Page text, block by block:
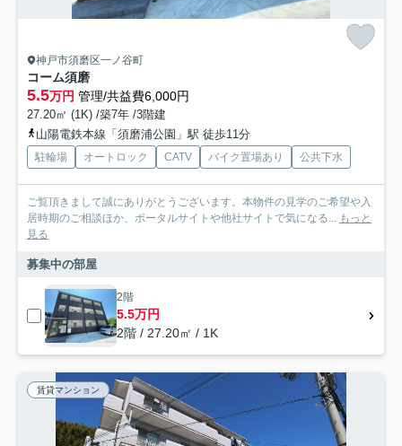
神戸市須磨区一ノ谷町
コーム須磨
5.5万円 管理/共益費6,000円
27.20㎡ (1K) /築7年 /3階建
山陽電鉄本線「須磨浦公園」駅 徒歩11分
駐輪場 オートロック CATV バイク置場あり 公共下水
ご覧頂きまして誠にありがとうございます。本物件の見学のご希望や入
居時期のご相談ほか、ポータルサイトや他社サイトで気になる... もっと
見る
募集中の部屋
2階
5.5万円
2階 / 27.20㎡ / 1K
賃貸マンション